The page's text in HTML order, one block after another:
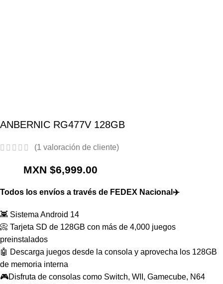
ANBERNIC RG477V 128GB
(1 valoración de cliente)
MXN $
Todos los envíos a través de FEDEX Nacional✈️
👾 Sistema Android 14
📀 Tarjeta SD de 128GB con más de 4,000 juegos
preinstalados
🤖 Descarga juegos desde la consola y aprovecha los 128GB
de memoria interna
🎮Disfruta de consolas como Switch, WII, Gamecube, N64